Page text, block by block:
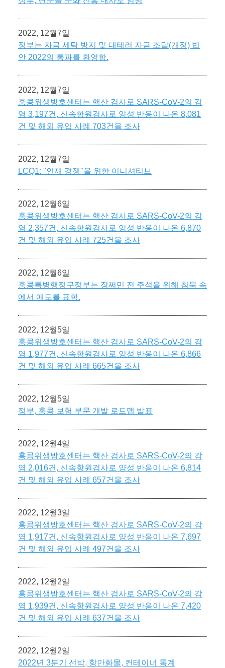
2022, 12월7일
정부는 자금 세탁 방지 및 대테러 자금 조달(개정) 법
안 2022의 통과를 환영함.
2022, 12월7일
홍콩위생방호센터는 핵산 검사로 SARS-CoV-2의 감
염 3,197건, 신속항원검사로 양성 반응이 나온 8,081
건 및 해외 유입 사례 703건을 조사
2022, 12월7일
LCQ1: "인재 경쟁"을 위한 이니셔티브
2022, 12월6일
홍콩위생방호센터는 핵산 검사로 SARS-CoV-2의 감
염 2,357건, 신속항원검사로 양성 반응이 나온 6,870
건 및 해외 유입 사례 725건을 조사
2022, 12월6일
홍콩특병행정구정부는 장쩌민 전 주석을 위해 침묵 속
에서 애도를 표함.
2022, 12월5일
홍콩위생방호센터는 핵산 검사로 SARS-CoV-2의 감
염 1,977건, 신속항원검사로 양성 반응이 나온 6,866
건 및 해외 유입 사례 665건을 조사
2022, 12월5일
정부, 홍콩 보험 부문 개발 로드맵 발표
2022, 12월4일
홍콩위생방호센터는 핵산 검사로 SARS-CoV-2의 감
염 2,016건, 신속항원검사로 양성 반응이 나온 6,814
건 및 해외 유입 사례 657건을 조사
2022, 12월3일
홍콩위생방호센터는 핵산 검사로 SARS-CoV-2의 감
염 1,917건, 신속항원검사로 양성 반응이 나온 7,697
건 및 해외 유입 사례 497건을 조사
2022, 12월2일
홍콩위생방호센터는 핵산 검사로 SARS-CoV-2의 감
염 1,939건, 신속항원검사로 양성 반응이 나온 7,420
건 및 해외 유입 사례 637건을 조사
2022, 12월2일
2022년 3분기 선박, 항만화물, 컨테이너 통계